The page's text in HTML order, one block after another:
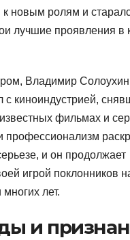
к новым ролям и
лучшие проявления в
Владимир
с киноиндустрией,
фильмах и
профессионализм
и он продолжает
игрой поклонников
лет.
и